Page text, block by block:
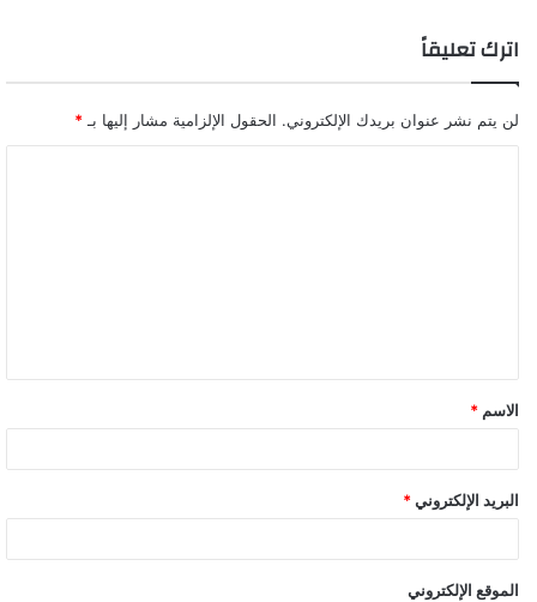
اترك تعليقاً
لن يتم نشر عنوان بريدك الإلكتروني. الحقول الإلزامية مشار إليها بـ *
الاسم *
البريد الإلكتروني *
الموقع الإلكتروني